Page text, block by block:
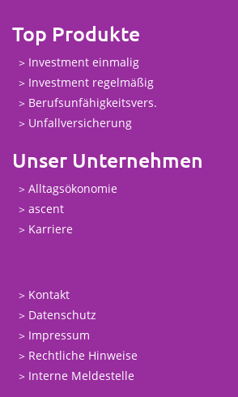
Top Produkte
Investment einmalig
Investment regelmäßig
Berufsunfähigkeitsvers.
Unfallversicherung
Unser Unternehmen
Alltagsökonomie
ascent
Karriere
Kontakt
Datenschutz
Impressum
Rechtliche Hinweise
Interne Meldestelle